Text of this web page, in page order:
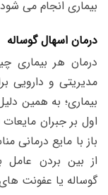
بیماری انجام می
درمان اسهال گوساله
درمان هر بیماری
مدیریتی و دارویی
بیماری؛ به همین
اول بر جبران
باز با مایع درمانی
از بین بردن عامل
گوساله یا عفونت